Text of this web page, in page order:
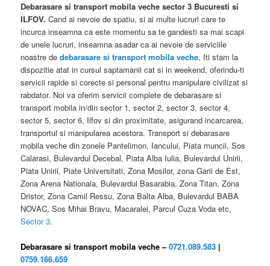
Debarasare si transport mobila veche sector 3 Bucuresti si
ILFOV.Cand ai nevoie de spatiu, si ai multe lucruri care te
incurca inseamna ca este momentu sa te gandesti sa mai scapi
de unele lucruri, inseamna asadar ca ai nevoie de serviciile
noastre dedebarasare si transport mobila veche, Iti stam la
dispozitie atat in cursul saptamanii cat si in weekend, oferindu-ti
servicii rapide si corecte si personal pentru manipulare civilizat si
rabdator. Noi va oferim servicii complete de debarasare si
transport mobila in/din sector 1, sector 2, sector 3, sector 4,
sector 5, sector 6, Ilfov si din proximitate, asigurand incarcarea,
transportul si manipularea acestora. Transport si debarasare
mobila veche din zonele Pantelimon, Iancului, Piata muncii, Sos
Calarasi, Bulevardul Decebal, Piata Alba Iulia, Bulevardul Unirii,
Piata Unirii, Piate Universitati, Zona Mosilor, zona Garii de Est,
Zona Arena Nationala, Bulevardul Basarabia, Zona Titan, Zona
Dristor, Zona Camil Ressu, Zona Balta Alba, Bulevardul BABA
NOVAC, Sos Mihai Bravu, Macaralei, Parcul Cuza Voda etc,
Sector 3.
Debarasare si transport mobila veche –0721.089.583 |
0759.166.659